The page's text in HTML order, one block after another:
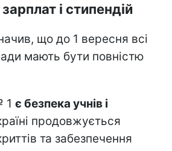
і стипендій
що до 1 вересня всі
мають бути повністю
1 є безпека учнів і
продовжується
та забезпечення